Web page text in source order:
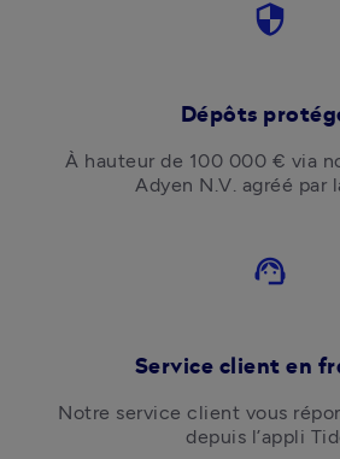
security
Dépôts
À hauteur de 100 000 € via
Adyen N.V. agréé par
support_agent
Service client en
Notre service client vous
depuis l’appli